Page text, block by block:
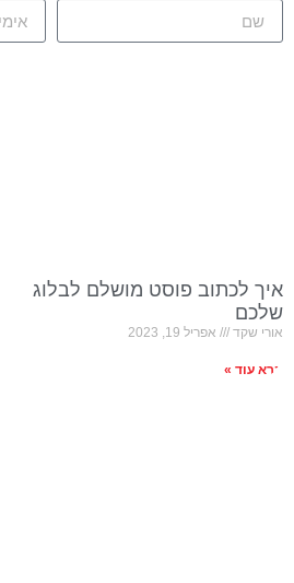
איך לכתוב פוסט מושלם לבלוג
שלכם
אורי שקד אפריל 19, 2023
קרא עוד »